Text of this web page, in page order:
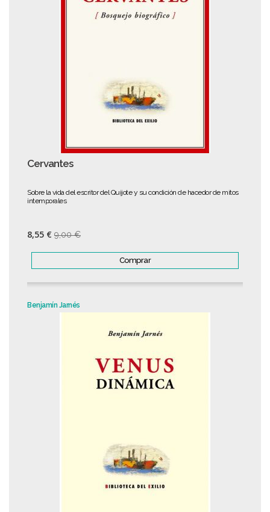
Cervantes
Sobre la vida del escritor del Quijote y su condición de hacedor de mitos
intemporales
8,55 € 9,00 €
Comprar
Benjamín Jarnés